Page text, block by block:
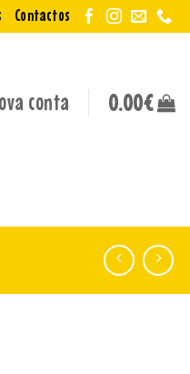
Contactos
conta 0.00€